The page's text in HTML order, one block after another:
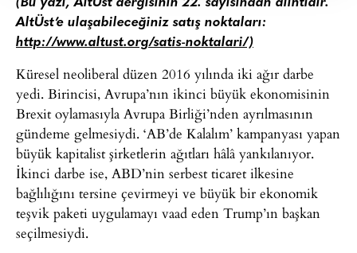
(Bu yazı, AltÜst dergisinin 22. sayısından alıntıdır.
AltÜst’e ulaşabileceğiniz satış noktaları:
http://www.altust.org/satis-noktalari/)
Küresel neoliberal düzen 2016 yılında iki ağır darbe
yedi. Birincisi, Avrupa’nın ikinci büyük ekonomisinin
Brexit oylamasıyla Avrupa Birliği’nden ayrılmasının
gündeme gelmesiydi. ‘AB’de Kalalım’ kampanyası yapan
büyük kapitalist şirketlerin ağıtları hâlâ yankılanıyor.
İkinci darbe ise, ABD’nin serbest ticaret ilkesine
bağlılığını tersine çevirmeyi ve büyük bir ekonomik
teşvik paketi uygulamayı vaad eden Trump’ın başkan
seçilmesiydi.